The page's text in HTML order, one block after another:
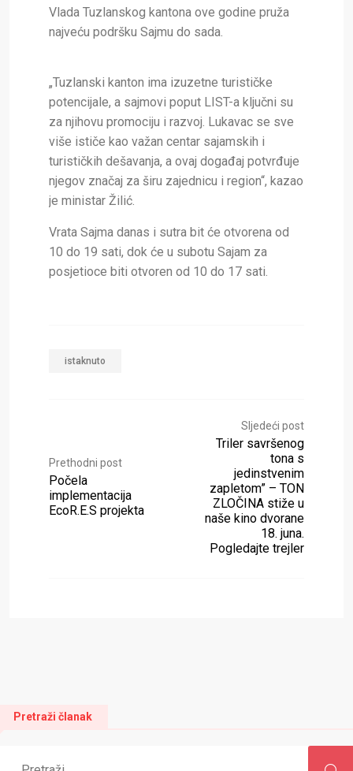
Vlada Tuzlanskog kantona ove godine pruža
najveću podršku Sajmu do sada.
„Tuzlanski kanton ima izuzetne turističke
potencijale, a sajmovi poput LIST-a ključni su
za njihovu promociju i razvoj. Lukavac se sve
više ističe kao važan centar sajamskih i
turističkih dešavanja, a ovaj događaj potvrđuje
njegov značaj za širu zajednicu i region“, kazao
je ministar Žilić.
Vrata Sajma danas i sutra bit će otvorena od
10 do 19 sati, dok će u subotu Sajam za
posjetioce biti otvoren od 10 do 17 sati.
istaknuto
Prethodni post
Počela
implementacija
EcoR.E.S projekta
Sljedeći post
Triler savršenog
tona s
jedinstvenim
zapletom” – TON
ZLOČINA stiže u
naše kino dvorane
18. juna.
Pogledajte trejler
Pretraži članak